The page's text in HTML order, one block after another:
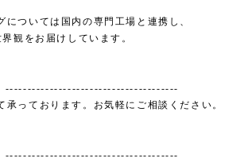
については国内の専門工場と連携し、
観をお届けしています。
] ---------------------------------------
承っております。お気軽にご相談ください。
] ---------------------------------------